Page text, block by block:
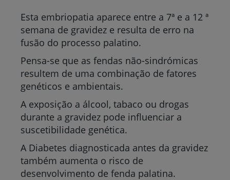
Esta embriopatia aparece entre a 7ª e a 12 ª
semana de gravidez e resulta de erro na
fusão do processo palatino.
Pensa-se que as fendas não-sindrómicas
resultem de uma combinação de fatores
genéticos e ambientais.
A exposição a álcool, tabaco ou drogas
durante a gravidez pode influenciar a
suscetibilidade genética.
A Diabetes diagnosticada antes da gravidez
também aumenta o risco de
desenvolvimento de fenda palatina.